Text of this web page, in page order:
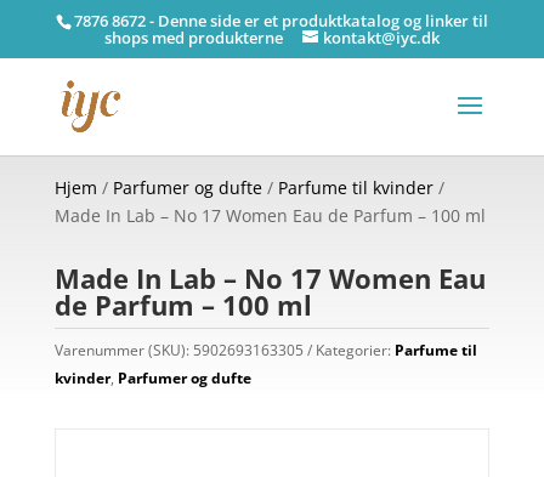
7876 8672 - Denne side er et produktkatalog og linker til
shops med produkterne kontakt@iyc.dk
Hjem / Parfumer og dufte/ Parfume til kvinder/
Made In Lab – No 17 Women Eau de Parfum – 100 ml
Made In Lab – No 17 Women Eau
de Parfum – 100 ml
Varenummer (SKU): 5902693163305 Kategorier: Parfume til
kvinder, Parfumer og dufte